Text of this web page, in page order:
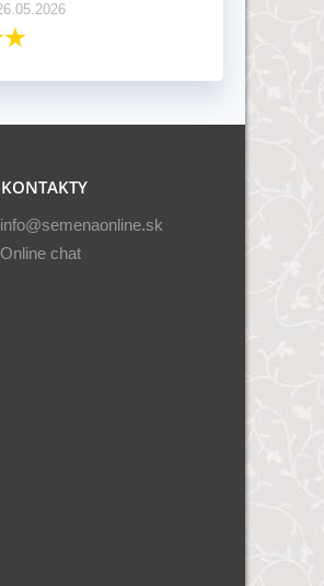
info@semenaonline.sk
Online chat